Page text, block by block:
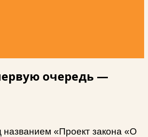
очередь —
«Проект закона «О